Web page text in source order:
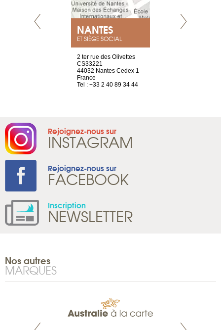
NANTES
ET SIÈGE SOCIAL
2 ter rue des Olivettes
CS33221
44032 Nantes Cedex 1
France
Tel : +33 2 40 89 34 44
Rejoignez-nous sur
INSTAGRAM
Rejoignez-nous sur
FACEBOOK
Inscription
NEWSLETTER
Nos autres
MARQUES